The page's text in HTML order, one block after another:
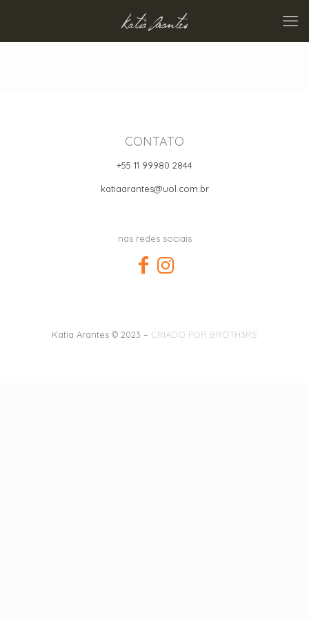
CONTATO
+55 11 99980 2844
katiaarantes@uol.com.br
nas redes sociais
Katia Arantes © 2023 – CRIADO POR BROTH3RS